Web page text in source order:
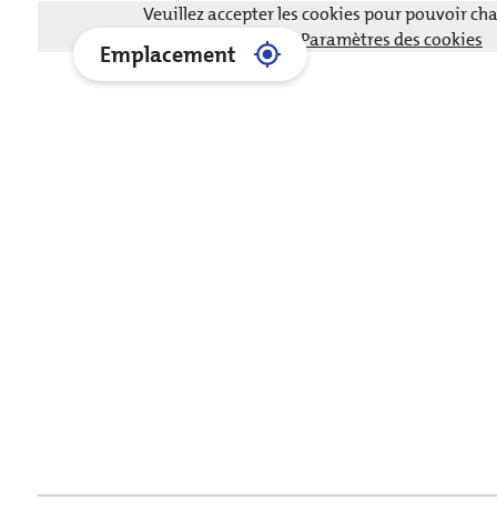
Veuillez accepter les cookies pour pouvoir
Paramètres des cookies
Emplacement